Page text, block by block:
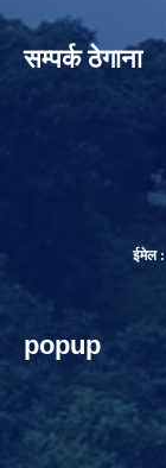
सम्पर्क ठेगाना
ईमेल :
popup